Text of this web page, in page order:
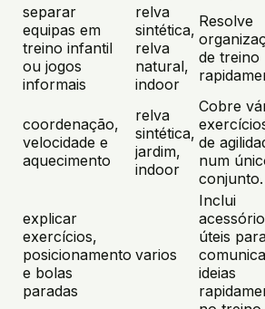
separar
equipas em
treino infantil
ou jogos
informais
relva
sintética,
relva
natural,
indoor
Resolve
de treino
coordenação,
velocidade e
aquecimento
relva
sintética,
jardim,
indoor
Cobre
de
num
conjunto.
explicar
exercícios,
posicionamento
e bolas
paradas
varios
Inclui
úteis
ideias